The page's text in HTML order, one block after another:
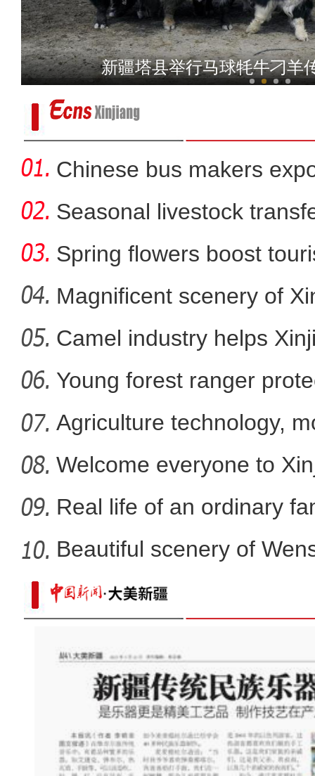
乌鲁木齐经开区：脑卒中筛
场面激烈！实拍新疆帕米
新疆博斯腾湖：水天一色
Chinese bus makers
energy ve
Seasonal livestock
Spring flowers boost
Magnificent scenery of
Camel industry helps
Young forest ranger
Agriculture technology,
promote
Welcome everyone to
mem
Real life of an ordinary
Beautiful scenery of
in